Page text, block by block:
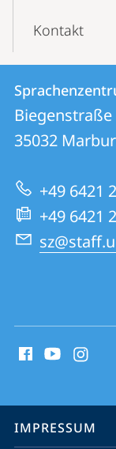
Kontakt
Kontakt
und
zur
Website
Biegenstraße
35032
+49 6421
+49 6421
Media
Service-
IMPRESSUM